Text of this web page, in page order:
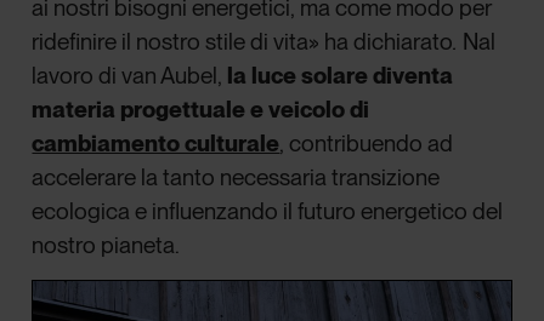
ai nostri bisogni energetici, ma come modo per
ridefinire il nostro stile di vita» ha dichiarato. Nal
lavoro di van Aubel, la luce solare diventa
materia progettuale e veicolo di
cambiamento culturale, contribuendo ad
accelerare la tanto necessaria transizione
ecologica e influenzando il futuro energetico del
nostro pianeta.